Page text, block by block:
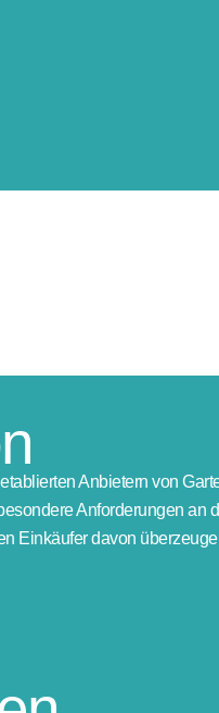
Anbietern von
Anforderungen
Einkäufer davon